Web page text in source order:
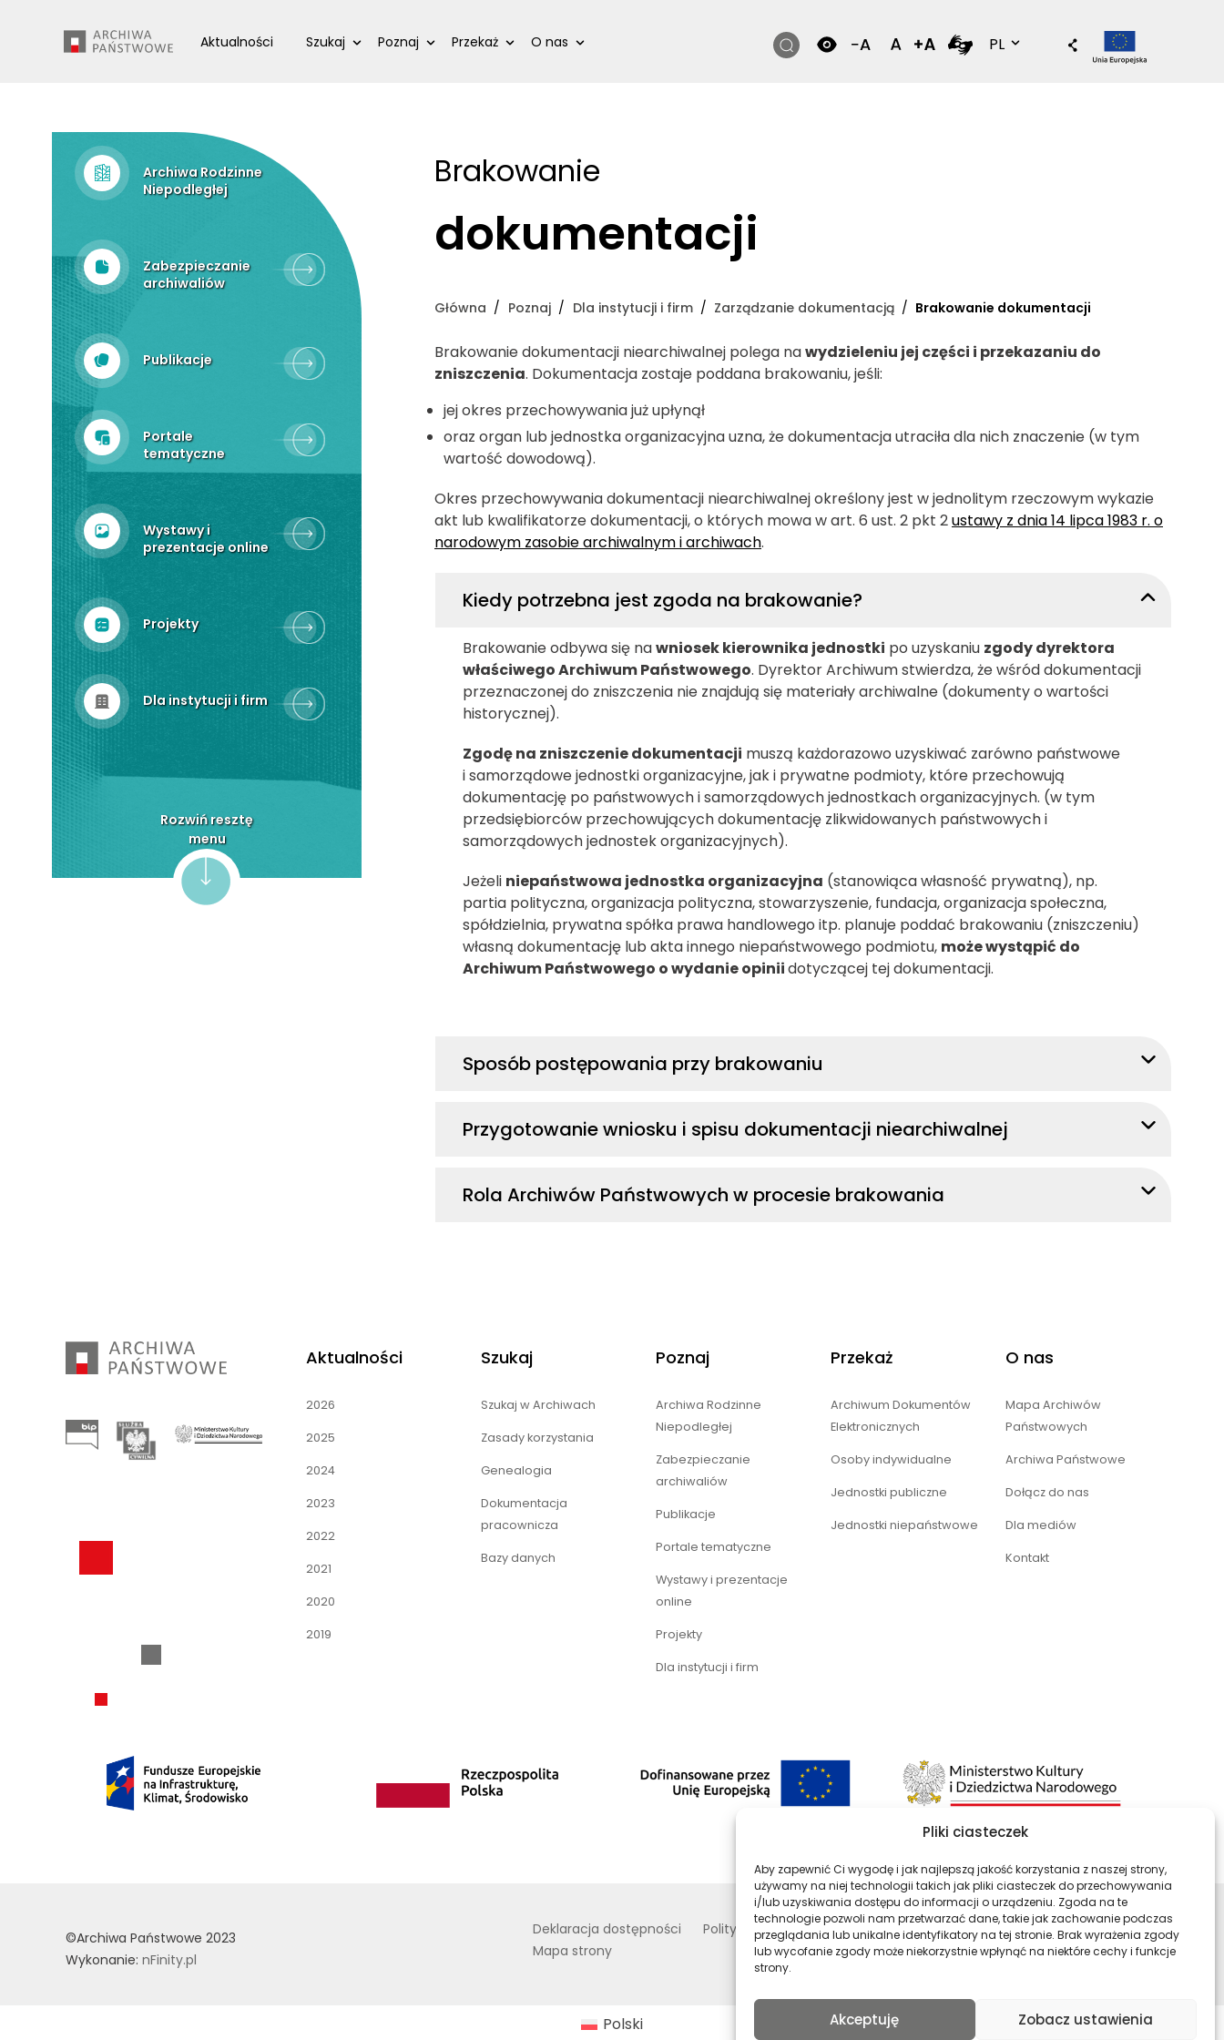
Pliki ciasteczek
Aby zapewnić Ci wygodę i jak najlepszą jakość korzystania z naszej strony,
używamy na niej technologii takich jak pliki ciasteczek do przechowywania
i/lub uzyskiwania dostępu do informacji o urządzeniu. Zgoda na te
technologie pozwoli nam przetwarzać dane, takie jak zachowanie podczas
przeglądania lub unikalne identyfikatory na tej stronie. Brak wyrażenia zgody
lub wycofanie zgody może niekorzystnie wpłynąć na niektóre cechy i funkcje
strony.
Akceptuję Zobacz ustawienia
Aktualności Szukaj Poznaj Przekaż O nas Szukaj PLWersja polska
Archiwa Rodzinne
Niepodległej
Zabezpieczanie
archiwaliów
Publikacje
Portale
tematyczne
Wystawy i
prezentacje online
Projekty
Dla instytucji i firm
Zarządzanie dokumentacją
OpracowywanieRozwiń resztę
menu
Brakowanie
dokumentacji
Główna Poznaj Dla instytucji i firm Zarządzanie dokumentacją Brakowanie dokumentacji
Brakowanie dokumentacji niearchiwalnej polega nawydzieleniu jej części i przekazaniu do
zniszczenia. Dokumentacja zostaje poddana brakowaniu, jeśli:
jej okres przechowywania już upłynął
oraz organ lub jednostka organizacyjna uzna, że dokumentacja utraciła dla nich znaczenie (w tym
wartość dowodową).
Okres przechowywania dokumentacji niearchiwalnej określony jest w jednolitym rzeczowym wykazie
akt lub kwalifikatorze dokumentacji, o których mowa w art. 6 ust. 2 pkt 2ustawy z dnia 14 lipca 1983 r. o
narodowym zasobie archiwalnym i archiwach.
Kiedy potrzebna jest zgoda na brakowanie?
Brakowanie odbywa się nawniosek kierownika jednostki po uzyskaniu zgody dyrektora
właściwego Archiwum Państwowego. Dyrektor Archiwum stwierdza, że wśród dokumentacji
przeznaczonej do zniszczenia nie znajdują się materiały archiwalne (dokumenty o wartości
historycznej).
Zgodę na zniszczenie dokumentacji muszą każdorazowo uzyskiwać zarówno państwowe
i samorządowe jednostki organizacyjne, jak i prywatne podmioty, które przechowują
dokumentację po państwowych i samorządowych jednostkach organizacyjnych. (w tym
przedsiębiorców przechowujących dokumentację zlikwidowanych państwowych i
samorządowych jednostek organizacyjnych).
Jeżeli niepaństwowa jednostka organizacyjna (stanowiąca własność prywatną), np.
partia polityczna, organizacja polityczna, stowarzyszenie, fundacja, organizacja społeczna,
spółdzielnia, prywatna spółka prawa handlowego itp. planuje poddać brakowaniu (zniszczeniu)
własną dokumentację lub akta innego niepaństwowego podmiotu, może wystąpić do
Archiwum Państwowego o wydanie opiniidotyczącej tej dokumentacji.
Sposób postępowania przy brakowaniu
Przygotowanie wniosku i spisu dokumentacji niearchiwalnej
Rola Archiwów Państwowych w procesie brakowania
Aktualności
2026
2025
2024
2023
2022
2021
2020
2019
Szukaj
Szukaj w Archiwach
Zasady korzystania
Genealogia
Dokumentacja
pracownicza
Bazy danych
Poznaj
Archiwa Rodzinne
Niepodległej
Zabezpieczanie
archiwaliów
Publikacje
Portale tematyczne
Wystawy i prezentacje
online
Projekty
Dla instytucji i firm
Przekaż
Archiwum Dokumentów
Elektronicznych
Osoby indywidualne
Jednostki publiczne
Jednostki niepaństwowe
O nas
Mapa Archiwów
Państwowych
Archiwa Państwowe
Dołącz do nas
Dla mediów
Kontakt
©Archiwa Państwowe 2023
Wykonanie: nFinity.pl
Deklaracja dostępności
Polityka prywatności
Mapa strony
Profil Archiwa Państwowe w
Profil ArchiwaProfil Archiwa
Profil
Polski